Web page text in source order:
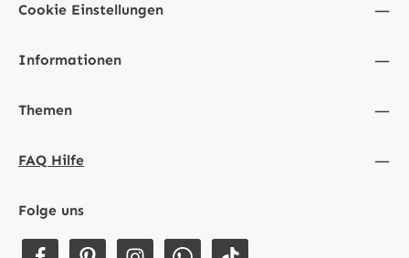
Cookie Einstellungen
Informationen
Themen
FAQ Hilfe
Folge uns